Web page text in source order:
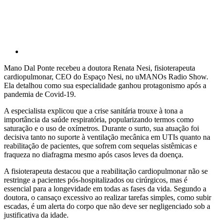
Mano Dal Ponte recebeu a doutora Renata Nesi, fisioterapeuta
cardiopulmonar, CEO do Espaço Nesi, no uMANOs Radio Show.
Ela detalhou como sua especialidade ganhou protagonismo após a
pandemia de Covid-19.
A especialista explicou que a crise sanitária trouxe à tona a
importância da saúde respiratória, popularizando termos como
saturação e o uso de oxímetros. Durante o surto, sua atuação foi
decisiva tanto no suporte à ventilação mecânica em UTIs quanto na
reabilitação de pacientes, que sofrem com sequelas sistêmicas e
fraqueza no diafragma mesmo após casos leves da doença.
A fisioterapeuta destacou que a reabilitação cardiopulmonar não se
restringe a pacientes pós-hospitalizados ou cirúrgicos, mas é
essencial para a longevidade em todas as fases da vida. Segundo a
doutora, o cansaço excessivo ao realizar tarefas simples, como subir
escadas, é um alerta do corpo que não deve ser negligenciado sob a
justificativa da idade.